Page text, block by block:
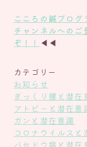
こころの鍼プログ
チャンネルへのご
ぞ！！ ◀◀
カテゴリー
お知らせ
ぎっくり腰と潜在
アトピーと潜在意
ガンと潜在意識
コロナウイルスと
バセドウ病と潜在